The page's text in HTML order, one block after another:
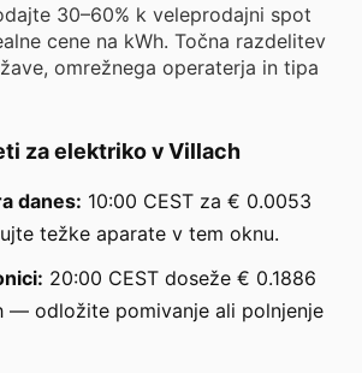
30–60% k veleprodajni spot
cene na kWh. Točna razdelitev
omrežnega operaterja in tipa
za elektriko v Villach
danes: 10:00 CEST za € 0.0053
težke aparate v tem oknu.
20:00 CEST doseže € 0.1886
— odložite pomivanje ali polnjenje